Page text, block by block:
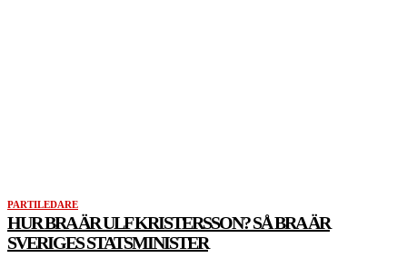
PARTILEDARE
HUR BRA ÄR ULF KRISTERSSON? SÅ BRA ÄR
SVERIGES STATSMINISTER